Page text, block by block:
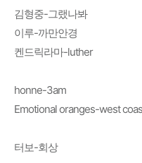
김형중-그랬나봐
이루-까만안경
켄드릭라마-luther
honne-3am
Emotional oranges-west
터보-회상